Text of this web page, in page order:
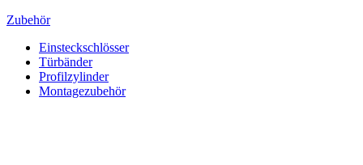
Zubehör
Einsteckschlösser
Türbänder
Profilzylinder
Montagezubehör